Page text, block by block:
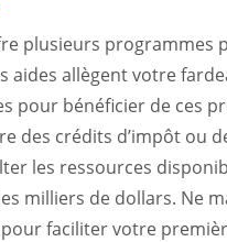
plusieurs programmes
aides allègent votre
pour bénéficier de ces
des crédits d’impôt ou
les ressources
milliers de dollars. Ne
faciliter votre